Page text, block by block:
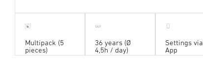
5x
Multipack (5
pieces)
36 years (Ø
4,5h / day)
Settings via
App